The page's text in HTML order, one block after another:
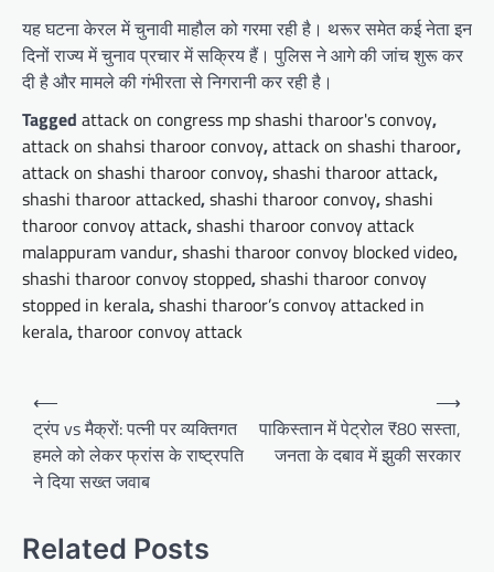
यह घटना केरल में चुनावी माहौल को गरमा रही है। थरूर समेत कई नेता इन
दिनों राज्य में चुनाव प्रचार में सक्रिय हैं। पुलिस ने आगे की जांच शुरू कर
दी है और मामले की गंभीरता से निगरानी कर रही है।
Tagged attack on congress mp shashi tharoor's convoy,
attack on shahsi tharoor convoy,attack on shashi tharoor,
attack on shashi tharoor convoy,shashi tharoor attack,
shashi tharoor attacked,shashi tharoor convoy,shashi
tharoor convoy attack,shashi tharoor convoy attack
malappuram vandur,shashi tharoor convoy blocked video,
shashi tharoor convoy stopped,shashi tharoor convoy
stopped in kerala,shashi tharoor’s convoy attacked in
kerala,tharoor convoy attack
Post
navigation
⟵
ट्रंप vs मैक्रों: पत्नी पर व्यक्तिगत
हमले को लेकर फ्रांस के राष्ट्रपति
ने दिया सख्त जवाब
पाकिस्तान में पेट्रोल ₹80 सस्ता,
जनता के दबाव में झुकी सरकार
⟶
Related Posts